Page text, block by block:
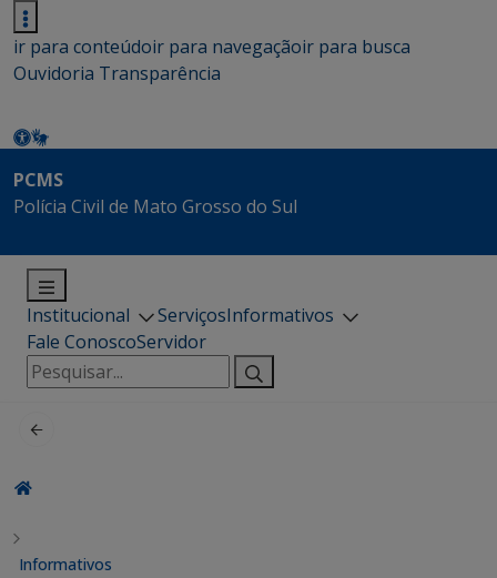
ir para conteúdoir para navegaçãoir para busca
Ouvidoria Transparência
PCMS
Polícia Civil de Mato Grosso do Sul
Institucional ServiçosInformativos
Fale ConoscoServidor
Pesquisar
por:
Informativos